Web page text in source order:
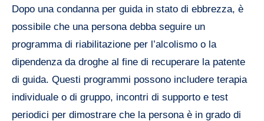
Dopo una condanna per guida in stato di ebbrezza, è
possibile che una persona debba seguire un
programma di riabilitazione per l’alcolismo o la
dipendenza da droghe al fine di recuperare la patente
di guida. Questi programmi possono includere terapia
individuale o di gruppo, incontri di supporto e test
periodici per dimostrare che la persona è in grado di